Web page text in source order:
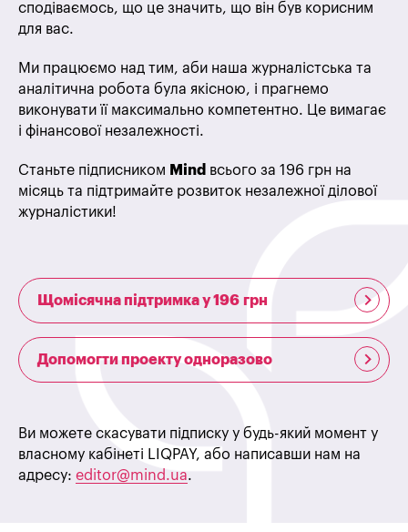
сподіваємось, що це значить, що він був корисним
для вас.
Ми працюємо над тим, аби наша журналістська та
аналітична робота була якісною, і прагнемо
виконувати її максимально компетентно. Це вимагає
і фінансової незалежності.
Станьте підписником Mind всього за 196 грн на
місяць та підтримайте розвиток незалежної ділової
журналістики!
Щомісячна підтримка у 196 грн
Допомогти проекту одноразово
Ви можете скасувати підписку у будь-який момент у
власному кабінеті LIQPAY, або написавши нам на
адресу: editor@mind.ua.